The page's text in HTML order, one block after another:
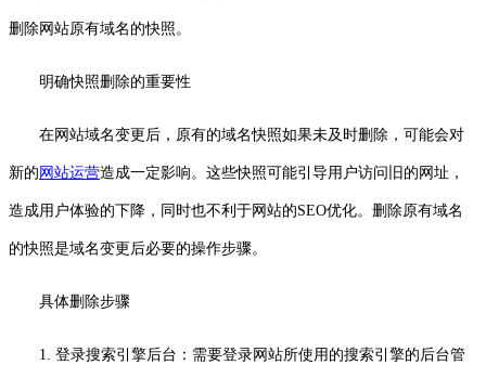
删除网站原有域名的快照。
明确快照删除的重要性
在网站域名变更后，原有的域名快照如果未及时删除，可能会对
新的 网站运营造成一定影响。这些快照可能引导用户访问旧的网址，
造成用户体验的下降，同时也不利于网站的SEO优化。删除原有域名
的快照是域名变更后必要的操作步骤。
具体删除步骤
1. 登录搜索引擎后台：需要登录网站所使用的搜索引擎的后台管